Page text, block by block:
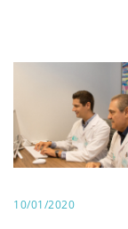
10/01/2020